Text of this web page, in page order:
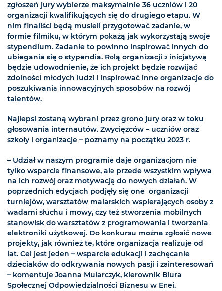
zgłoszeń jury wybierze maksymalnie 36 uczniów i 20
organizacji kwalifikujących się do drugiego etapu. W
nim finaliści będą musieli przygotować zadanie, w
formie filmiku, w którym pokażą jak wykorzystają swoje
stypendium. Zadanie to powinno inspirować innych do
ubiegania się o stypendia. Rolą organizacji z inicjatywą
będzie udowodnienie, że ich projekt będzie rozwijać
zdolności młodych ludzi i inspirować inne organizacje do
poszukiwania innowacyjnych sposobów na rozwój
talentów.
Najlepsi zostaną wybrani przez grono jury oraz w toku
głosowania internautów. Zwycięzców – uczniów oraz
szkoły i organizacje – poznamy na początku 2023 r.
– Udział w naszym programie daje organizacjom nie
tylko wsparcie finansowe, ale przede wszystkim wpływa
na ich rozwój oraz motywację do nowych działań. W
poprzednich edycjach podjęły się one organizacji
turniejów, warsztatów malarskich wspierających osoby z
wadami słuchu i mowy, czy też stworzenia mobilnych
stanowisk do warsztatów z programowania i tworzenia
elektroniki użytkowej. Do konkursu można zgłosić nowe
projekty, jak również te, które organizacja realizuje od
lat. Cel jest jeden – wsparcie edukacji i zachęcanie
dzieciaków do odkrywania nowych pasji i zainteresowań
– komentuje Joanna Mularczyk, kierownik Biura
Społecznej Odpowiedzialności Biznesu w Enei.